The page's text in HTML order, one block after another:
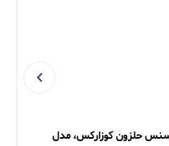
حلزون کوزارکس، مدل